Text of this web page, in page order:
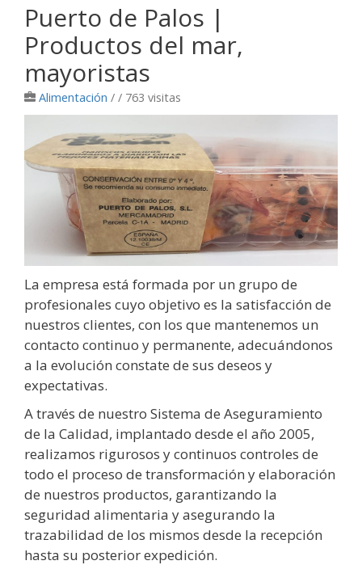
Puerto de Palos |
Productos del mar,
mayoristas
Alimentación / / 763 visitas
La empresa está formada por un grupo de
profesionales cuyo objetivo es la satisfacción de
nuestros clientes, con los que mantenemos un
contacto continuo y permanente, adecuándonos
a la evolución constate de sus deseos y
expectativas.
A través de nuestro Sistema de Aseguramiento
de la Calidad, implantado desde el año 2005,
realizamos rigurosos y continuos controles de
todo el proceso de transformación y elaboración
de nuestros productos, garantizando la
seguridad alimentaria y asegurando la
trazabilidad de los mismos desde la recepción
hasta su posterior expedición.